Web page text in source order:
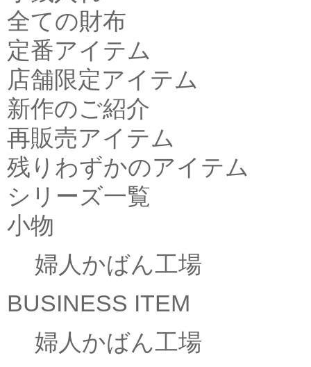
全ての財布
定番アイテム
店舗限定アイテム
新作のご紹介
再販売アイテム
残りわずかのアイテム
シリーズ一覧
小物
婦人かばん工場
BUSINESS ITEM
婦人かばん工場